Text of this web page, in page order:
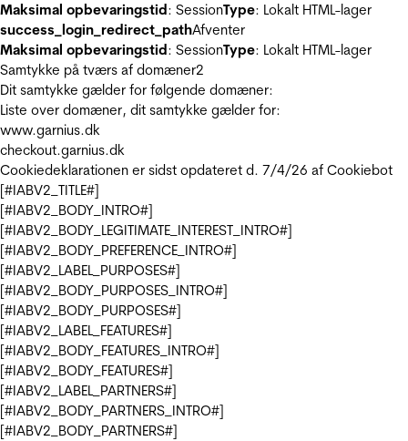
Maksimal opbevaringstid: SessionType: Lokalt HTML-lager
success_login_redirect_pathAfventer
Maksimal opbevaringstid: SessionType: Lokalt HTML-lager
Samtykke på tværs af domæner2
Dit samtykke gælder for følgende domæner:
Liste over domæner, dit samtykke gælder for:
www.garnius.dk
checkout.garnius.dk
Cookiedeklarationen er sidst opdateret d. 7/4/26 af Cookiebot
[#IABV2_TITLE#]
[#IABV2_BODY_INTRO#]
[#IABV2_BODY_LEGITIMATE_INTEREST_INTRO#]
[#IABV2_BODY_PREFERENCE_INTRO#]
[#IABV2_LABEL_PURPOSES#]
[#IABV2_BODY_PURPOSES_INTRO#]
[#IABV2_BODY_PURPOSES#]
[#IABV2_LABEL_FEATURES#]
[#IABV2_BODY_FEATURES_INTRO#]
[#IABV2_BODY_FEATURES#]
[#IABV2_LABEL_PARTNERS#]
[#IABV2_BODY_PARTNERS_INTRO#]
[#IABV2_BODY_PARTNERS#]